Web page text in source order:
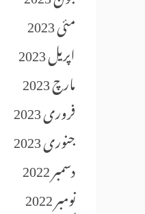
مئی 2023
اپریل 2023
مارچ 2023
فروری 2023
جنوری 2023
دسمبر 2022
نومبر 2022